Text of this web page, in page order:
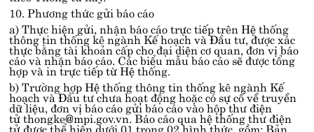
10. Phương thức gửi báo cáo
a) Thực hiện gửi, nhận báo cáo trực tiếp trên Hệ thống
thông tin thống kê ngành Kế hoạch và Đầu tư, được xác
thực bằng tài khoản cấp cho đại diện cơ quan, đơn vị báo
cáo và nhận báo cáo. Các biểu mẫu báo cáo sẽ được tổng
hợp và in trực tiếp từ Hệ thống.
b) Trường hợp Hệ thống thông tin thống kê ngành Kế
hoạch và Đầu tư chưa hoạt động hoặc có sự cố về truyền
dữ liệu, đơn vị báo cáo gửi báo cáo vào hộp thư điện
tử thongke@mpi.gov.vn. Báo cáo qua hệ thống thư điện
tử được thể hiện dưới 01 trong 02 hình thức, gồm: Bản